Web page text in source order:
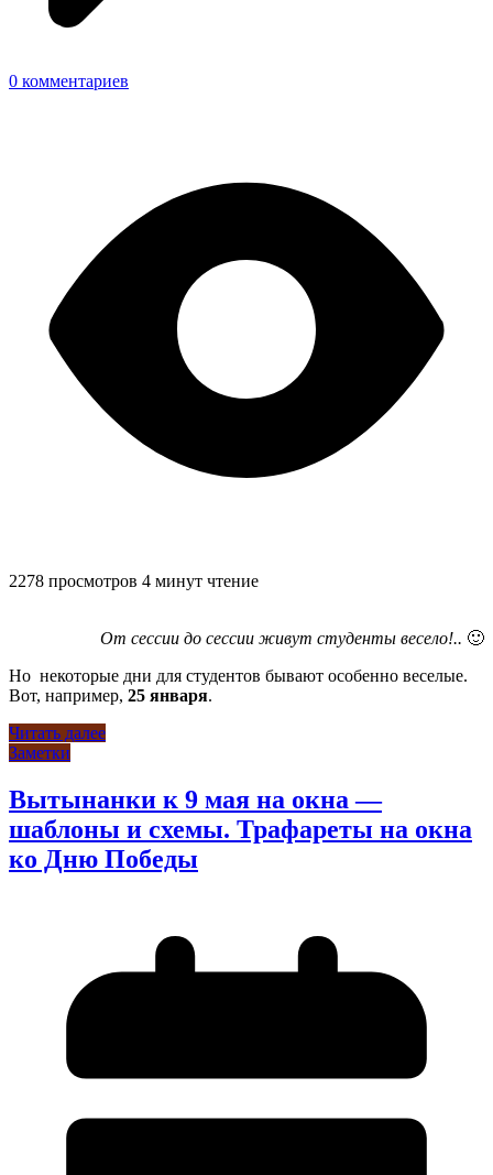
0 комментариев
2278 просмотров 4 минут чтение
От сессии до сессии живут студенты весело!.. 🙂
Но некоторые дни для студентов бывают особенно веселые.
Вот, например, 25 января.
Читать далее
Заметки
Вытынанки к 9 мая на окна —
шаблоны и схемы. Трафареты на окна
ко Дню Победы